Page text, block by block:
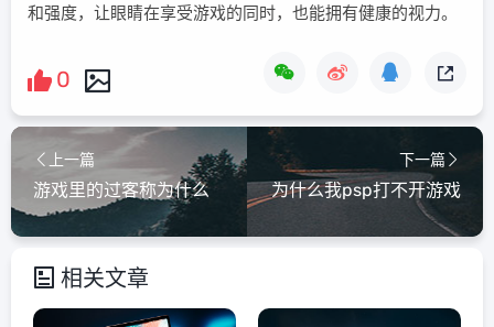
和强度，让眼睛在享受游戏的同时，也能拥有健康的视力。
0
上一篇
游戏里的过客称为什么
下一篇
为什么我psp打不开游戏
相关文章